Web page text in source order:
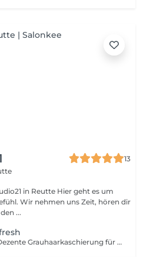
13
Hier geht es um
Wir nehmen uns Zeit, hören dir
...
Natürliches Grau-Refresh Dezente Grauhaarkaschierung für Männer, die ihre grauen Haare nicht komplett färben möchten. Für ein natürliches, frisches Ergebnis ohne sichtbaren Ansatz. Inklusive Haarschnitt und Abschlusspflegeritual für einen stimmigen Gesamtlook.